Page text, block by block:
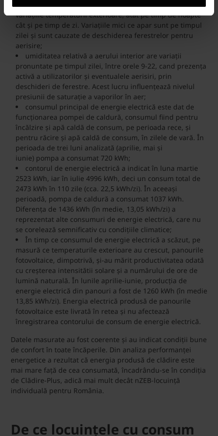
foarte mici ale temperaturilor interioare, comparativ cu
variațiile temperaturii exterioare, atât pe timp de noapte
cât și pe timp de zi. Variațiile mici ce apar sunt pe timpul
zilei și sunt cauzate de deschiderea ferestrelor pentru
aerisire;
umiditatea relativă a aerului interior are variații
pronuntate pe timpul zilei, între orele 9-22, cand prezența
activă a utilizatorilor și eventualele aerisiri, prin
deschideri de ferestre. Acest lucru influențează nivelul
presiunii de saturație a vaporilor în aer;
consumul principal de energie electrică este dat de
funcționarea pompei de caldură, consumul fiind pentru
încălzire și apă caldă de consum, pe perioada rece, și
pentru răcire și apă caldă de consum, în zilele de vară. În
perioada de trei luni analizată (aprilie, mai și
iunie) pompa a consumat 720 kWh;
contorul de energie electrică a indicat în luna martie
2523 kWh, iar în iulie 4996 kWh, deci un consum total de
2473 kWh în 110 zile (cca. 22,5 kWh/zi). În aceeași
perioadă, pompa de caldură a consumat 1037 kWh.
Diferența de 1436 kWh (în medie, 13,05 kWh/zi) a
reprezentat alte consumuri de energie electrică, care nu
se corelează semnificativ cu condițiile climatice;
În timp ce consumul de energie electrică a scăzut, pe
masură ce temperaturile exterioare au crescut, panourile
fotovoltaice, dimpotrivă, și-au mărit productivitatea odată
cu creșterea intensitătii solare și a numărului de ore de
lumină naturală. În lunile aprilie-iunie, producția de
energie electrică din panouri a fost de 1260 kWh (în medie
13,85 kWh/zi). Energia electrică produsă de panourile
fotovoltaice este livrată în retea și nu afectează
înregistrarea contorului de consum de energie electrică.
Datele masurate au fost coerente și au indicat condiții bune
de confort în toate încăperile. Din analiza performanței
energetice a rezultat că energia produsă de clădire este
mai mare față de cea consumată, încadrându-se în condiția
de Clădire-Plus, adică mai mult decât nZEB-locuință
individuală pentru România.
De ce locuințele cu consum